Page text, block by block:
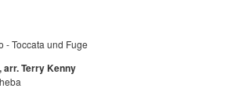
- Toccata und Fuge
arr.Terry Kenny